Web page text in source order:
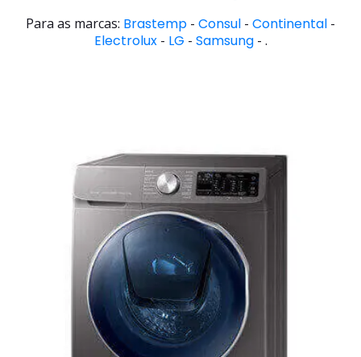
Para as marcas: Brastemp - Consul - Continental -
Electrolux- LG - Samsung- .